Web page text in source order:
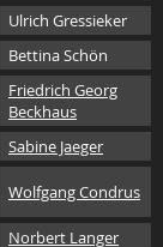
Ulrich Gressieker
Bettina Schön
Friedrich Georg
Beckhaus
Sabine Jaeger
Wolfgang Condrus
Norbert Langer